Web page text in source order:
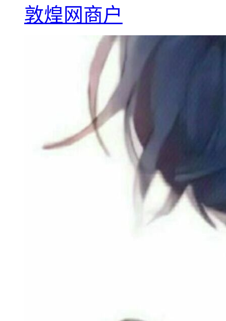
敦煌网商户